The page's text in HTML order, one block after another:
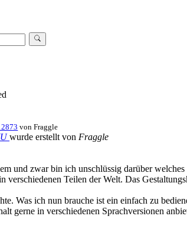
vonFraggle
wurde erstellt von Fraggle
und zwar bin ich unschlüssig darüber
verschiedenen Teilen der Welt. Das
Was ich nun brauche ist ein einfach zu
gerne in verschiedenen Sprachversionen